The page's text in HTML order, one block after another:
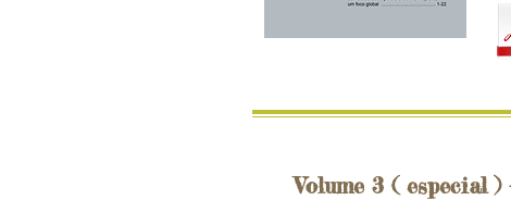
Volume 3 ( especial )